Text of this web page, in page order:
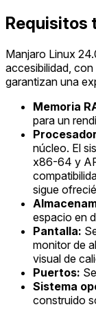
Requisitos
Manjaro Linux
accesibilidad,
garantizan una
Memoria
para un
núcleo. El
x86-64 y
sigue
espacio en
Pantalla:
monitor de
visual de
Puertos:
Sistema
construido